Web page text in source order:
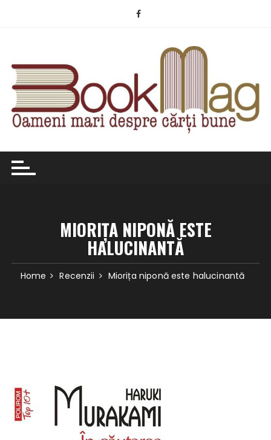
MIORIȚA NIPONĂ ESTE
HALUCINANTĂ
Home Recenzii Miorița niponă este halucinantă